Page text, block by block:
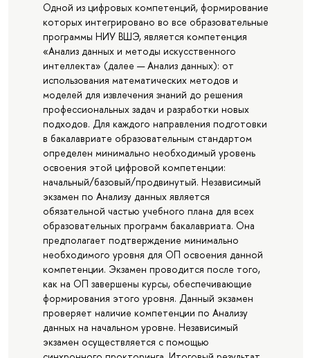
Одной из цифровых компетенций, формирование
которых интегрировано во все образовательные
программы НИУ ВШЭ, является компетенция
«Анализ данных и методы искусственного
интеллекта» (далее — Анализ данных): от
использования математических методов и
моделей для извлечения знаний до решения
профессиональных задач и разработки новых
подходов. Для каждого направления подготовки
в бакалавриате образовательным стандартом
определен минимально необходимый уровень
освоения этой цифровой компетенции:
начальный/базовый/продвинутый. Независимый
экзамен по Анализу данных является
обязательной частью учебного плана для всех
образовательных программ бакалавриата. Она
предполагает подтверждение минимально
необходимого уровня для ОП освоения данной
компетенции. Экзамен проводится после того,
как на ОП завершены курсы, обеспечивающие
формирования этого уровня. Данный экзамен
проверяет наличие компетенции по Анализу
данных на начальном уровне. Независимый
экзамен осуществляется с помощью